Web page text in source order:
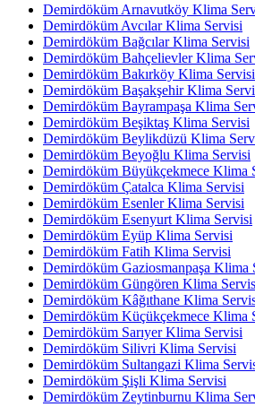
Demirdöküm Arnavutköy Klima
Demirdöküm Avcılar Klima Servisi
Demirdöküm Bağcılar Klima Servisi
Demirdöküm Bahçelievler Klima
Demirdöküm Bakırköy Klima Servisi
Demirdöküm Başakşehir Klima
Demirdöküm Bayrampaşa Klima
Demirdöküm Beşiktaş Klima Servisi
Demirdöküm Beylikdüzü Klima
Demirdöküm Beyoğlu Klima Servisi
Demirdöküm Büyükçekmece Klima
Demirdöküm Çatalca Klima Servisi
Demirdöküm Esenler Klima Servisi
Demirdöküm Esenyurt Klima Servisi
Demirdöküm Eyüp Klima Servisi
Demirdöküm Fatih Klima Servisi
Demirdöküm Gaziosmanpaşa Klima
Demirdöküm Güngören Klima
Demirdöküm Kâğıthane Klima
Demirdöküm Küçükçekmece Klima
Demirdöküm Sarıyer Klima Servisi
Demirdöküm Silivri Klima Servisi
Demirdöküm Sultangazi Klima
Demirdöküm Şişli Klima Servisi
Demirdöküm Zeytinburnu Klima